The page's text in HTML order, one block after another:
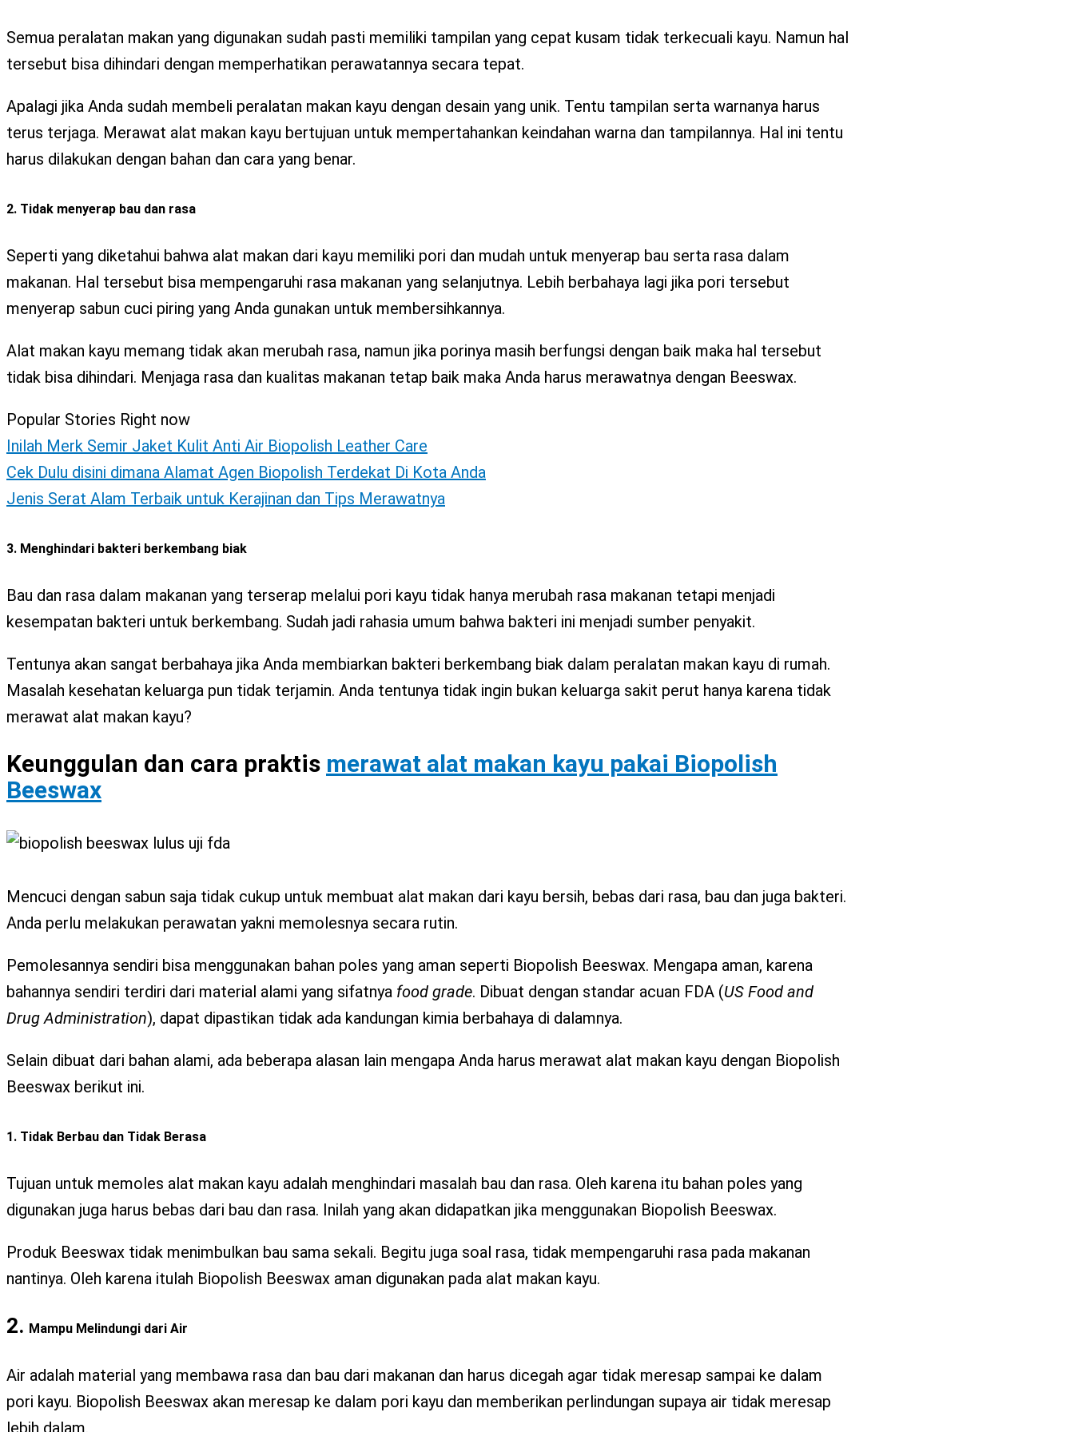
Semua peralatan makan yang digunakan sudah pasti memiliki tampilan yang cepat kusam tidak terkecuali kayu. Namun hal
tersebut bisa dihindari dengan memperhatikan perawatannya secara tepat.
Apalagi jika Anda sudah membeli peralatan makan kayu dengan desain yang unik. Tentu tampilan serta warnanya harus
terus terjaga. Merawat alat makan kayu bertujuan untuk mempertahankan keindahan warna dan tampilannya. Hal ini tentu
harus dilakukan dengan bahan dan cara yang benar.
2. Tidak menyerap bau dan rasa
Seperti yang diketahui bahwa alat makan dari kayu memiliki pori dan mudah untuk menyerap bau serta rasa dalam
makanan. Hal tersebut bisa mempengaruhi rasa makanan yang selanjutnya. Lebih berbahaya lagi jika pori tersebut
menyerap sabun cuci piring yang Anda gunakan untuk membersihkannya.
Alat makan kayu memang tidak akan merubah rasa, namun jika porinya masih berfungsi dengan baik maka hal tersebut
tidak bisa dihindari. Menjaga rasa dan kualitas makanan tetap baik maka Anda harus merawatnya dengan Beeswax.
Popular Stories Right now
Inilah Merk Semir Jaket Kulit Anti Air Biopolish Leather Care
Cek Dulu disini dimana Alamat Agen Biopolish Terdekat Di Kota Anda
Jenis Serat Alam Terbaik untuk Kerajinan dan Tips Merawatnya
3. Menghindari bakteri berkembang biak
Bau dan rasa dalam makanan yang terserap melalui pori kayu tidak hanya merubah rasa makanan tetapi menjadi
kesempatan bakteri untuk berkembang. Sudah jadi rahasia umum bahwa bakteri ini menjadi sumber penyakit.
Tentunya akan sangat berbahaya jika Anda membiarkan bakteri berkembang biak dalam peralatan makan kayu di rumah.
Masalah kesehatan keluarga pun tidak terjamin. Anda tentunya tidak ingin bukan keluarga sakit perut hanya karena tidak
merawat alat makan kayu?
Keunggulan dan cara praktis merawat alat makan kayu pakai Biopolish
Beeswax
Mencuci dengan sabun saja tidak cukup untuk membuat alat makan dari kayu bersih, bebas dari rasa, bau dan juga bakteri.
Anda perlu melakukan perawatan yakni memolesnya secara rutin.
Pemolesannya sendiri bisa menggunakan bahan poles yang aman seperti Biopolish Beeswax. Mengapa aman, karena
bahannya sendiri terdiri dari material alami yang sifatnya food grade. Dibuat dengan standar acuan FDA (US Food and
Drug Administration), dapat dipastikan tidak ada kandungan kimia berbahaya di dalamnya.
Selain dibuat dari bahan alami, ada beberapa alasan lain mengapa Anda harus merawat alat makan kayu dengan Biopolish
Beeswax berikut ini.
1. Tidak Berbau dan Tidak Berasa
Tujuan untuk memoles alat makan kayu adalah menghindari masalah bau dan rasa. Oleh karena itu bahan poles yang
digunakan juga harus bebas dari bau dan rasa. Inilah yang akan didapatkan jika menggunakan Biopolish Beeswax.
Produk Beeswax tidak menimbulkan bau sama sekali. Begitu juga soal rasa, tidak mempengaruhi rasa pada makanan
nantinya. Oleh karena itulah Biopolish Beeswax aman digunakan pada alat makan kayu.
2. Mampu Melindungi dari Air
Air adalah material yang membawa rasa dan bau dari makanan dan harus dicegah agar tidak meresap sampai ke dalam
pori kayu. Biopolish Beeswax akan meresap ke dalam pori kayu dan memberikan perlindungan supaya air tidak meresap
lebih dalam.